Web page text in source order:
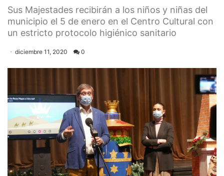
Sus Majestades recibirán a los niños y niñas del
municipio el 5 de enero en el Centro Cultural con
un estricto protocolo higiénico sanitario
diciembre 11, 2020 0